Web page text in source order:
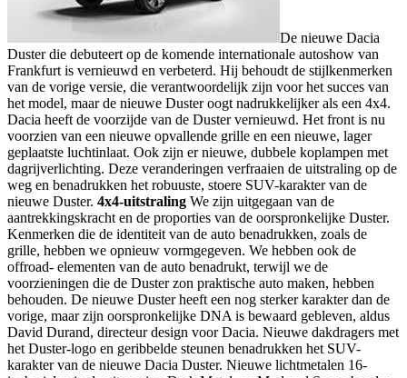
De nieuwe Dacia
Duster die debuteert op de komende internationale autoshow van
Frankfurt is vernieuwd en verbeterd. Hij behoudt de stijlkenmerken
van de vorige versie, die verantwoordelijk zijn voor het succes van
het model, maar de nieuwe Duster oogt nadrukkelijker als een 4x4.
Dacia heeft de voorzijde van de Duster vernieuwd. Het front is nu
voorzien van een nieuwe opvallende grille en een nieuwe, lager
geplaatste luchtinlaat. Ook zijn er nieuwe, dubbele koplampen met
dagrijverlichting. Deze veranderingen verfraaien de uitstraling op de
weg en benadrukken het robuuste, stoere SUV-karakter van de
nieuwe Duster. 4x4-uitstraling We zijn uitgegaan van de
aantrekkingskracht en de proporties van de oorspronkelijke Duster.
Kenmerken die de identiteit van de auto benadrukken, zoals de
grille, hebben we opnieuw vormgegeven. We hebben ook de
offroad- elementen van de auto benadrukt, terwijl we de
voorzieningen die de Duster zon praktische auto maken, hebben
behouden. De nieuwe Duster heeft een nog sterker karakter dan de
vorige, maar zijn oorspronkelijke DNA is bewaard gebleven, aldus
David Durand, directeur design voor Dacia. Nieuwe dakdragers met
het Duster-logo en geribbelde steunen benadrukken het SUV-
karakter van de nieuwe Dacia Duster. Nieuwe lichtmetalen 16-